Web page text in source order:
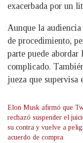
exacerbada por un
Aunque la
de procedimiento,
parte puede abordar
complicado.
jueza que supervisa
Elon Musk afirmó que
rechazó suspender el
su contra y vuelve a
acuerdo de compra